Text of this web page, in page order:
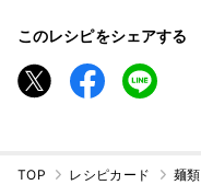
このレシピをシェアする
TOP レシピカード 麺類